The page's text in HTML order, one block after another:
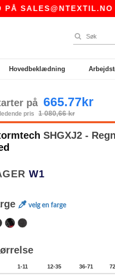
|
Hovedbeklædning
på 665.77kr
pris 1 080,66 kr
SHGXJ2 -
W1
velg en farge
1-11 12-35 36-71